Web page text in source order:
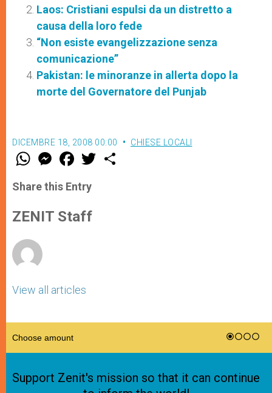
Laos: Cristiani espulsi da un distretto a
causa della loro fede
“Non esiste evangelizzazione senza
comunicazione”
Pakistan: le minoranze in allerta dopo la
morte del Governatore del Punjab
DICEMBRE 18, 2008 00:00 CHIESE LOCALI
W
t
s
p
p
M
e
s
e
g
e
F
a
e
b
o
k
w
Share this Entry
ZENIT Staff
View all articles